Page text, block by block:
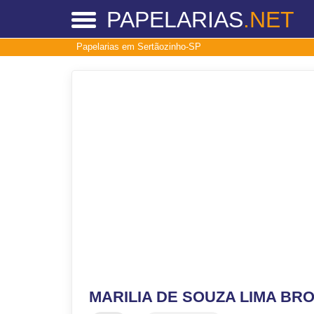
PAPELARIAS.NET
Papelarias em Sertãozinho-SP
MARILIA DE SOUZA LIMA